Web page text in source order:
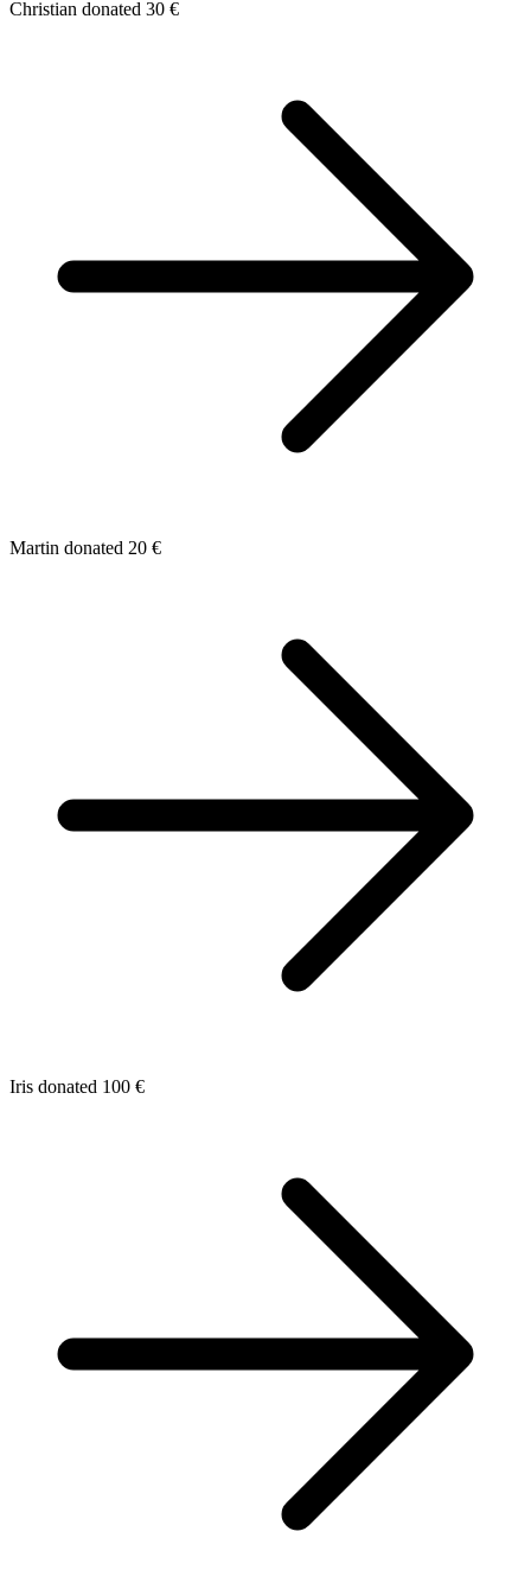
Christian donated 30 €
Martin donated 20 €
Iris donated 100 €